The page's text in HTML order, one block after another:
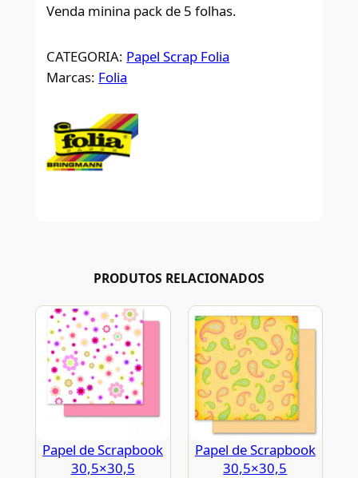
Venda minina pack de 5 folhas.
CATEGORIA: Papel Scrap Folia
Marcas: Folia
PRODUTOS RELACIONADOS
Papel de Scrapbook
30,5×30,5
Papel de Scrapbook
30,5×30,5